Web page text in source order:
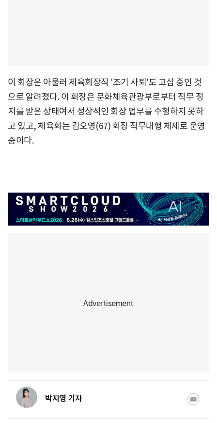
이 회장은 아울러 체육회장직 '조기 사퇴'도 고심 중인 것
으로 알려졌다. 이 회장은 문화체육관광부로부터 직무 정
지를 받은 상태여서 정상적인 회장 업무를 수행하지 못하
고 있고, 체육회는 김오영(67) 회장 직무대행 체제로 운영
중이다.
박지영 기자